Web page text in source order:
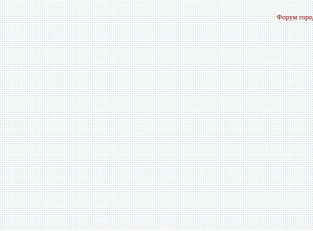
Форум